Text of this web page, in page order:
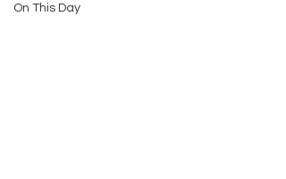
On This Day